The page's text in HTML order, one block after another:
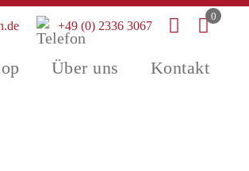
Über uns Kontakt
0
+49 (0) 2336 3067